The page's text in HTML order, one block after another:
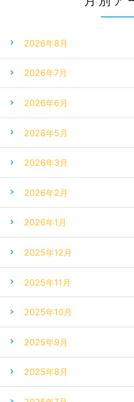
2026年8月
2026年7月
2026年6月
2026年5月
2026年3月
2026年2月
2026年1月
2025年12月
2025年11月
2025年10月
2025年9月
2025年8月